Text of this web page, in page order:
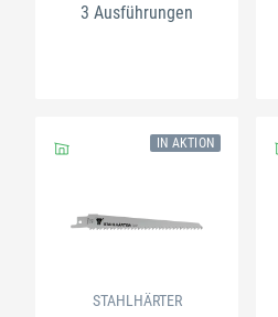
3 Ausführungen
IN AKTION
STAHLHÄRTER